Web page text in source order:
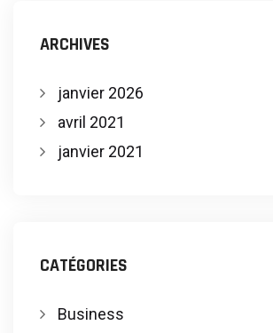
ARCHIVES
janvier 2026
avril 2021
janvier 2021
CATÉGORIES
Business